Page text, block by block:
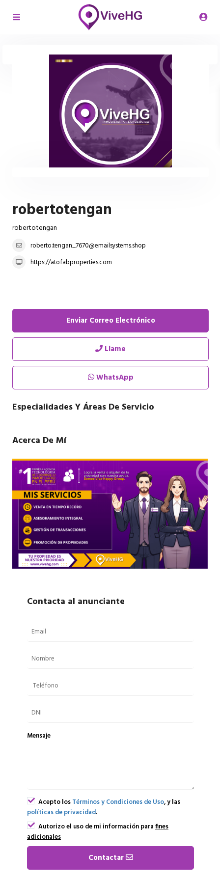
robertotengan
robertotengan
roberto.tengan_7670@emailsystems.shop
https://atofabproperties.com
Enviar Correo Electrónico
Llame
WhatsApp
Especialidades Y Áreas De Servicio
Acerca De Mí
Contacta al anunciante
Mensaje
Acepto losTérminos y Condiciones de Uso, y las
políticas de privacidad.
Autorizo el uso de mi información parafines
adicionales
Contactar